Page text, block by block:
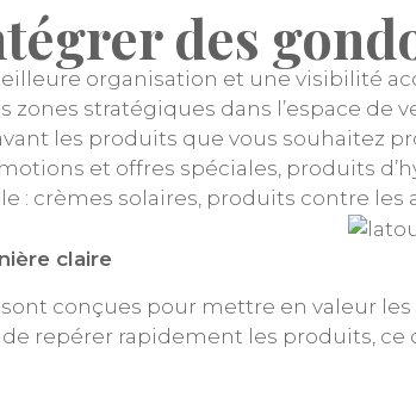
des
organisation et une visibilité
stratégiques dans l’espace de
les produits que vous souhaitez
et offres spéciales, produits
: crèmes solaires, produits contre
claire
conçues pour mettre en valeur
repérer rapidement les produits, ce